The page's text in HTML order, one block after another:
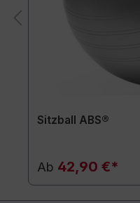
Sitzball ABS®
Ab 42,90 €*